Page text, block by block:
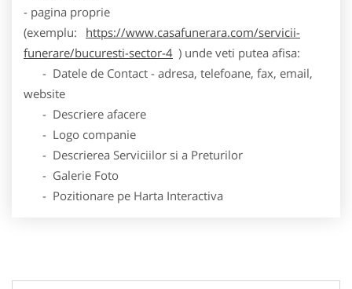
- pagina proprie
(exemplu:
https://www.casafunerara.com/servicii-
funerare/bucuresti-sector-4 ) unde veti putea afisa:
- Datele de Contact - adresa, telefoane, fax, email,
website
- Descriere afacere
- Logo companie
- Descrierea Serviciilor si a Preturilor
- Galerie Foto
- Pozitionare pe Harta Interactiva